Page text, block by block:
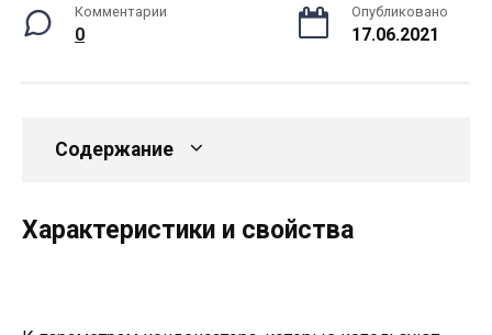
Комментарии
0
Опубликовано
17.06.2021
Содержание
Характеристики и свойства